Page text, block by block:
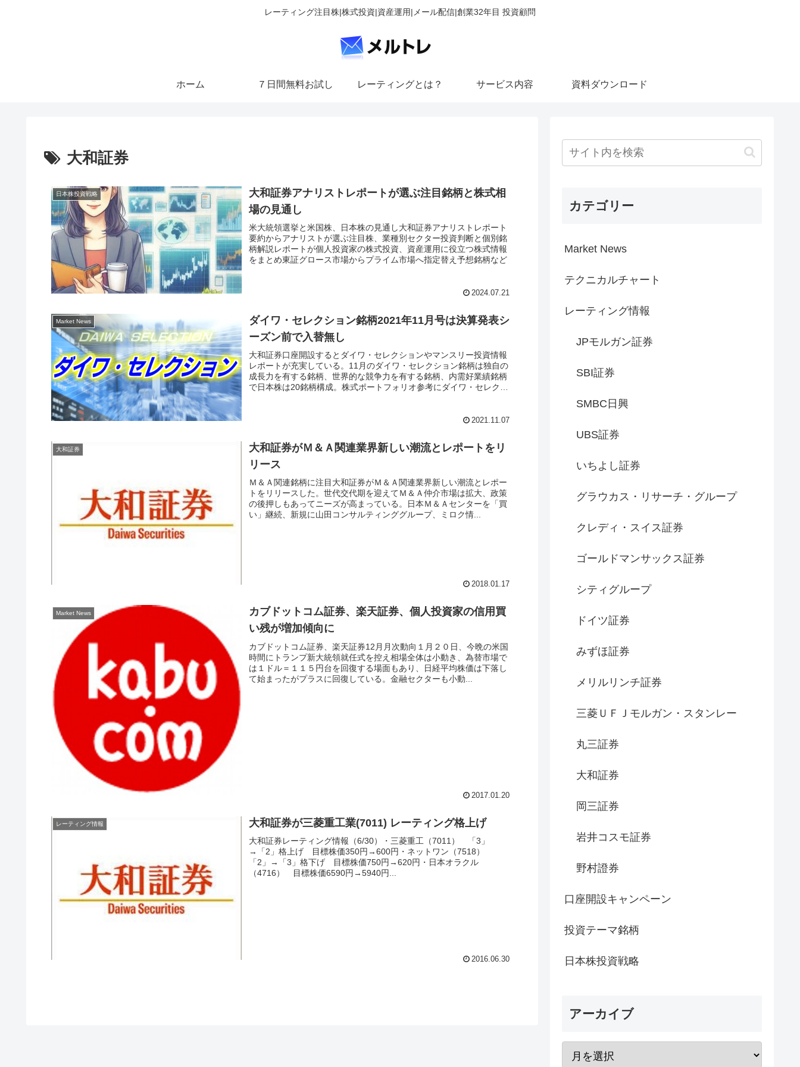
レーティング注目株|株式投資|資産運用|メール配信|創業32年目 投資顧問
ホーム ７日間無料お試し レーティングとは？ サービス内容 資料ダウンロード
大和証券
日本株投資戦略
大和証券アナリストレポートが選ぶ注目銘柄と株式相
場の見通し
米大統領選挙と米国株、日本株の見通し大和証券アナリストレポート
要約からアナリストが選ぶ注目株、業種別セクター投資判断と個別銘
柄解説レポートが個人投資家の株式投資、資産運用に役立つ株式情報
をまとめ東証グロース市場からプライム市場へ指定替え予想銘柄など
2024.07.21
Market News
ダイワ・セレクション銘柄2021年11月号は決算発表シ
ーズン前で入替無し
大和証券口座開設するとダイワ・セレクションやマンスリー投資情報
レポートが充実している。11月のダイワ・セレクション銘柄は独自の
成長力を有する銘柄、世界的な競争力を有する銘柄、内需好業績銘柄
で日本株は20銘柄構成。株式ポートフォリオ参考にダイワ・セレクシ
2021.11.07
大和証券
大和証券がＭ＆Ａ関連業界新しい潮流とレポートをリ
リース
Ｍ＆Ａ関連銘柄に注目大和証券がＭ＆Ａ関連業界新しい潮流とレポー
トをリリースした。世代交代期を迎えてＭ＆Ａ仲介市場は拡大、政策
の後押しもあってニーズが高まっている。日本Ｍ＆Ａセンターを「買
い」継続、新規に山田コンサルティンググループ、ミロク情...
2018.01.17
Market News
カブドットコム証券、楽天証券、個人投資家の信用買
い残が増加傾向に
カブドットコム証券、楽天証券12月月次動向１月２０日、今晩の米国
時間にトランプ新大統領就任式を控え相場全体は小動き、為替市場で
は１ドル＝１１５円台を回復する場面もあり、日経平均株価は下落し
て始まったがプラスに回復している。金融セクターも小動...
2017.01.20
レーティング情報 大和証券が三菱重工業(7011) レーティング格上げ
大和証券レーティング情報（6/30）・三菱重工（7011） 「3」
→「2」格上げ 目標株価350円→600円・ネットワン（7518）
「2」→「3」格下げ 目標株価750円→620円・日本オラクル
（4716） 目標株価6590円→5940円...
2016.06.30
カテゴリー
Market News
テクニカルチャート
レーティング情報
JPモルガン証券
SBI証券
SMBC日興
UBS証券
いちよし証券
グラウカス・リサーチ・グループ
クレディ・スイス証券
ゴールドマンサックス証券
シティグループ
ドイツ証券
みずほ証券
メリルリンチ証券
三菱ＵＦＪモルガン・スタンレー
丸三証券
大和証券
岡三証券
岩井コスモ証券
野村證券
口座開設キャンペーン
投資テーマ銘柄
日本株投資戦略
アーカイブ